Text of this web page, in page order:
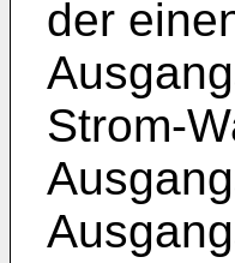
der
Strom-